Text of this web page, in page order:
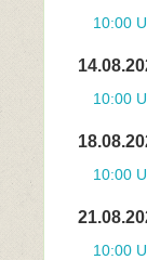
10:00
10:00
10:00
10:00